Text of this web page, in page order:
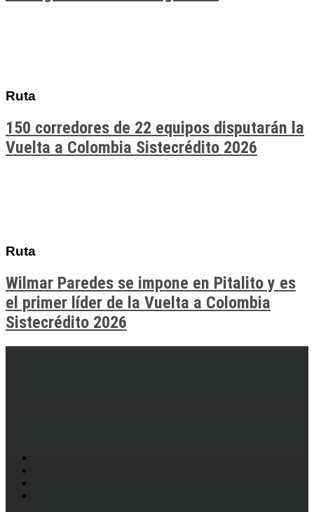
Ruta
150 corredores de 22 equipos disputarán la
Vuelta a Colombia Sistecrédito 2026
Ruta
Wilmar Paredes se impone en Pitalito y es
el primer líder de la Vuelta a Colombia
Sistecrédito 2026